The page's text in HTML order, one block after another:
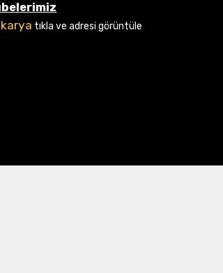
tıkla ve adresi görüntüle